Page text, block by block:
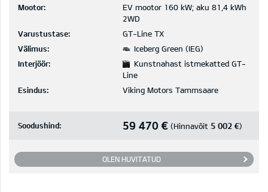
Mootor:
EV mootor 160 kW; aku 81,4 kWh
2WD
Varustustase:
GT-Line TX
Välimus:
Iceberg Green (IEG)
Interjöör:
Kunstnahast istmekatted GT-
Line
Esindus:
Viking Motors Tammsaare
Soodushind: 59 470 € (Hinnavõit 5 002 €)
OLEN HUVITATUD